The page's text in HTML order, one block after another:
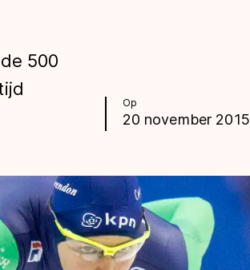
Op
20 november 2015
500